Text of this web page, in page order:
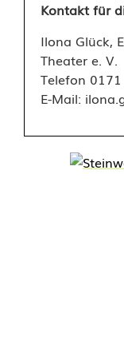
i
Kontakt für
Ilona Glück,
Theater e. V.
Telefon
E-Mail: